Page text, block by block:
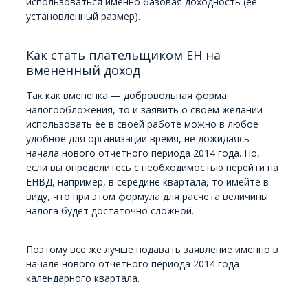
установленный размер).
Как стать плательщиком ЕН на
вмененный доход
Так как вмененка — добровольная форма
налогообложения, то и заявить о своем желании
использовать ее в своей работе можно в любое
удобное для организации время, не дожидаясь
начала нового отчетного периода 2014 года. Но,
если вы определитесь с необходимостью перейти на
ЕНВД, например, в середине квартала, то имейте в
виду, что при этом формула для расчета величины
налога будет достаточно сложной.
Поэтому все же лучше подавать заявление именно в
начале нового отчетного периода 2014 года —
календарного квартала.